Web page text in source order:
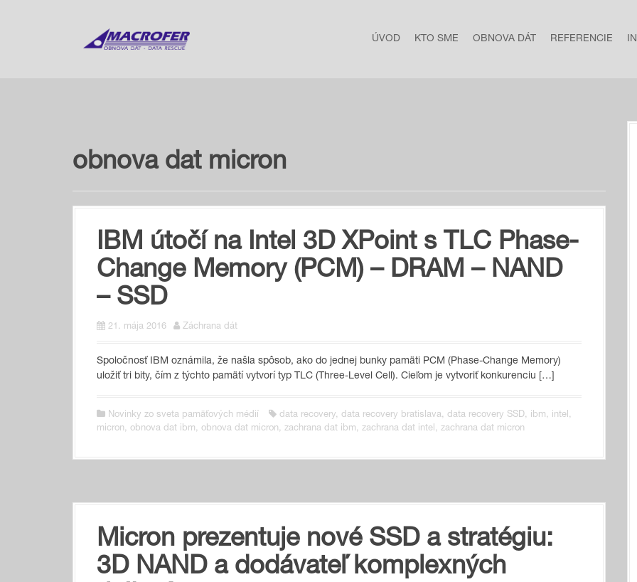
ÚVOD KTO SME OBNOVA DÁT REFERENCIE
obnova dat micron
IBM útočí na Intel 3D XPoint s TLC Phase-
Change Memory (PCM) – DRAM – NAND
– SSD
21. mája 2016 Záchrana dát
Spoločnosť IBM oznámila, že našla spôsob, ako do jednej bunky pamäti PCM (Phase-Change Memory)
uložiť tri bity, čím z týchto pamätí vytvorí typ TLC (Three-Level Cell). Cieľom je vytvoriť konkurenciu […]
Novinky zo sveta pamäťových médií data recovery, data recovery bratislava, data recovery SSD, ibm, intel,
micron, obnova dat ibm, obnova dat micron, zachrana dat ibm, zachrana dat intel, zachrana dat micron
Micron prezentuje nové SSD a stratégiu:
3D NAND a dodávateľ komplexných